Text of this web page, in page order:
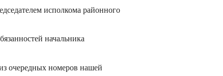
исполкома районного
начальника
очередных номеров нашей